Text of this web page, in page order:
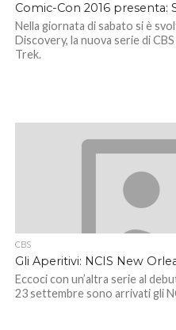
Comic-Con 2016 presenta:
Nella giornata di sabato si è
Discovery, la nuova serie di
Trek.
CBS
Gli Aperitivi: NCIS New
Eccoci con un’altra serie al
23 settembre sono arrivati gli